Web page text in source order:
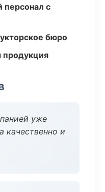
персонал с
бюро
продукция
уже
качественно и